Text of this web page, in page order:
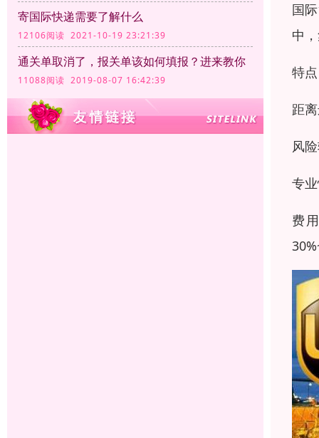
寄国际快递需要了解什么
12106阅读 2021-10-19 23:21:39
通关单取消了，报关单该如何填报？进来教你
11088阅读 2019-08-07 16:42:39
国
中
特
距
风
专
费